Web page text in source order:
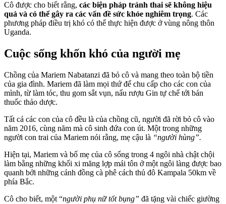
Cô được cho biết rằng, các biện pháp tránh thai sẽ không hiệu
quả và có thể gây ra các vấn đề sức khỏe nghiêm trọng. Các
phương pháp điều trị khó có thể thực hiện được ở vùng nông thôn
Uganda.
Cuộc sống khốn khó của người mẹ
Chồng của Mariem Nabatanzi đã bỏ cô và mang theo toàn bộ tiền
của gia đình. Mariem đã làm mọi thứ để chu cấp cho các con của
mình, từ làm tóc, thu gom sắt vụn, nấu rượu Gin tự chế tới bán
thuốc thảo dược.
Tất cả các con của cô đều là của chồng cũ, người đã rời bỏ cô vào
năm 2016, cùng năm mà cô sinh đứa con út. Một trong những
người con trai của Mariem nói rằng, mẹ cậu là “người hùng”.
Hiện tại, Mariem và bố mẹ của cô sống trong 4 ngôi nhà chật chội
làm bằng những khối xi măng lợp mái tôn ở một ngôi làng được bao
quanh bởi những cánh đồng cà phê cách thủ đô Kampala 50km về
phía Bắc.
Cô cho biết, một “người phụ nữ tốt bụng” đã tặng vài chiếc giường